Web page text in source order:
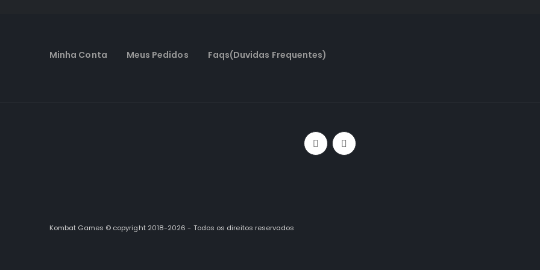
Minha Conta Meus Pedidos Faqs(Duvidas Frequentes)
Kombat Games © copyright 2018-2026 - Todos os direitos reservados